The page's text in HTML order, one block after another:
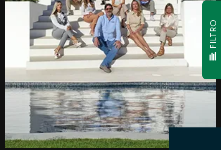
FILTRO